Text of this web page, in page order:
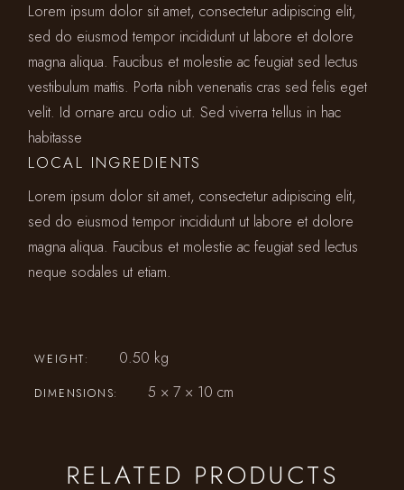
Lorem ipsum dolor sit amet, consectetur adipiscing elit,
sed do eiusmod tempor incididunt ut labore et dolore
magna aliqua. Faucibus et molestie ac feugiat sed lectus
vestibulum mattis. Porta nibh venenatis cras sed felis eget
velit. Id ornare arcu odio ut. Sed viverra tellus in hac
habitasse
LOCAL INGREDIENTS
Lorem ipsum dolor sit amet, consectetur adipiscing elit,
sed do eiusmod tempor incididunt ut labore et dolore
magna aliqua. Faucibus et molestie ac feugiat sed lectus
neque sodales ut etiam.
WEIGHT 0.50 kg
DIMENSIONS 5 × 7 × 10 cm
RELATED PRODUCTS